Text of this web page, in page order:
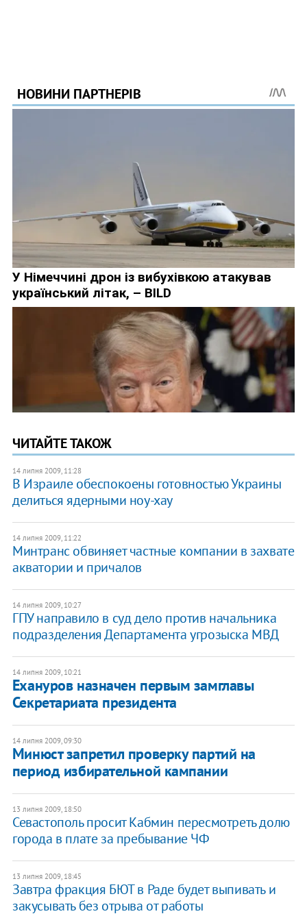
ЧИТАЙТЕ ТАКОЖ
14 липня 2009, 11:28
В Израиле обеспокоены готовностью Украины
делиться ядерными ноу-хау
14 липня 2009, 11:22
Минтранс обвиняет частные компании в захвате
акватории и причалов
14 липня 2009, 10:27
ГПУ направило в суд дело против начальника
подразделения Департамента угрозыска МВД
14 липня 2009, 10:21
Ехануров назначен первым замглавы
Секретариата президента
14 липня 2009, 09:30
Минюст запретил проверку партий на
период избирательной кампании
13 липня 2009, 18:50
Севастополь просит Кабмин пересмотреть долю
города в плате за пребывание ЧФ
13 липня 2009, 18:45
Завтра фракция БЮТ в Раде будет выпивать и
закусывать без отрыва от работы